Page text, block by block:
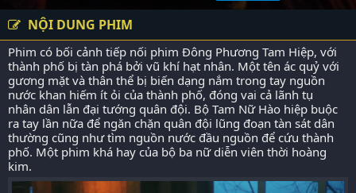
NỘI DUNG PHIM
Phim có bối cảnh tiếp nối phim Đông Phương Tam Hiệp, với
thành phố bị tàn phá bởi vũ khí hạt nhân. Một tên ác quỷ với
gương mặt và thân thể bị biến dạng nắm trong tay nguồn
nước khan hiếm ít ỏi của thành phố, đóng vai cả lãnh tụ
nhân dân lẫn đại tướng quân đội. Bộ Tam Nữ Hào hiệp buộc
ra tay lần nữa để ngăn chặn quân đội lũng đoạn tàn sát dân
thường cũng như tìm nguồn nước đầu nguồn để cứu thành
phố. Một phim khá hay của bộ ba nữ diễn viên thời hoàng
kim.